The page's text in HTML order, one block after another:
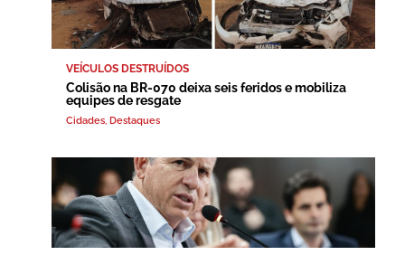
VEÍCULOS DESTRUÍDOS
Colisão na BR-070 deixa seis feridos e mobiliza
equipes de resgate
Cidades, Destaques